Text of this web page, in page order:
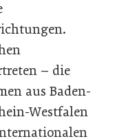
– die
aus Baden-
Westfalen